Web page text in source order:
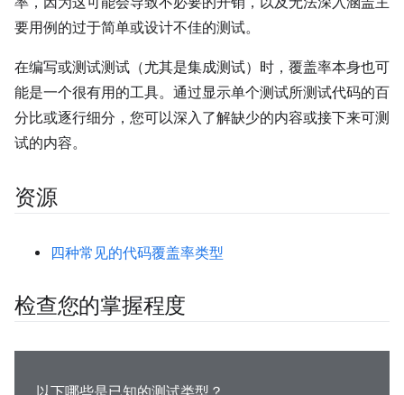
要用例的过于简单或设计不佳的测试。
在编写或测试测试（尤其是集成测试）时，覆盖率本身也可
能是一个很有用的工具。通过显示单个测试所测试代码的百
分比或逐行细分，您可以深入了解缺少的内容或接下来可测
试的内容。
资源
四种常见的代码覆盖率类型
检查您的掌握程度